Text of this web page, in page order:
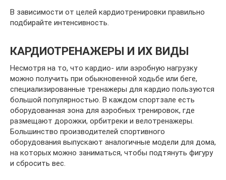
В зависимости от целей кардиотренировки правильно
подбирайте интенсивность.
КАРДИОТРЕНАЖЕРЫ И ИХ ВИДЫ
Несмотря на то, что кардио- или аэробную нагрузку
можно получить при обыкновенной ходьбе или беге,
специализированные тренажеры для кардио пользуются
большой популярностью. В каждом спортзале есть
оборудованная зона для аэробных тренировок, где
размещают дорожки, орбитреки и велотренажеры.
Большинство производителей спортивного
оборудования выпускают аналогичные модели для дома,
на которых можно заниматься, чтобы подтянуть фигуру
и сбросить вес.